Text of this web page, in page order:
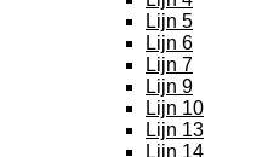
Lijn 5
Lijn 6
Lijn 7
Lijn 9
Lijn 10
Lijn 13
Lijn 14